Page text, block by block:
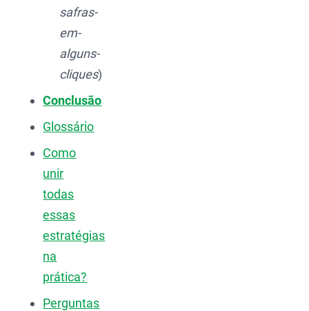
safras-
em-
alguns-
cliques)
Conclusão
Glossário
Como
unir
todas
essas
estratégias
na
prática?
Perguntas